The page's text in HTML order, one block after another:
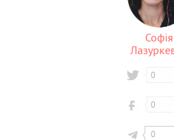
Софія
0
0
0